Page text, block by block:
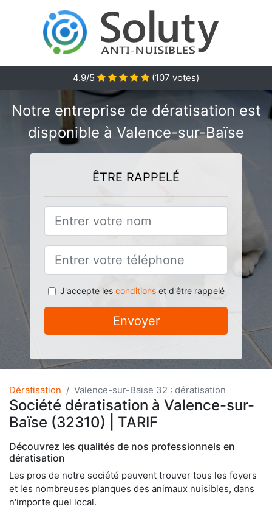
4.9/5 (107 votes)
Notre entreprise de dératisation est
disponible à Valence-sur-Baïse
ÊTRE RAPPELÉ
J'accepte les conditionset d'être rappelé
Envoyer
Dératisation Valence-sur-Baïse 32 : dératisation
Société dératisation à Valence-sur-
Baïse (32310) | TARIF
Découvrez les qualités de nos professionnels en
dératisation
Les pros de notre société peuvent trouver tous les foyers
et les nombreuses planques des animaux nuisibles, dans
n'importe quel local.